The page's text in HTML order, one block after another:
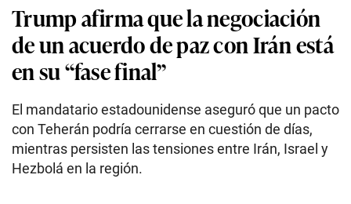
Trump afirma que la negociación
de un acuerdo de paz con Irán está
en su “fase final”
El mandatario estadounidense aseguró que un pacto
con Teherán podría cerrarse en cuestión de días,
mientras persisten las tensiones entre Irán, Israel y
Hezbolá en la región.